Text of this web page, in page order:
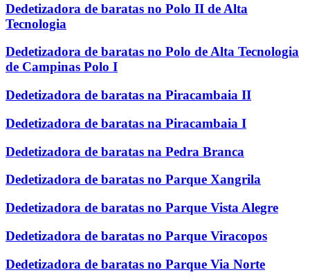
Dedetizadora de baratas no Polo II de Alta
Tecnologia
Dedetizadora de baratas no Polo de Alta Tecnologia
de Campinas Polo I
Dedetizadora de baratas na Piracambaia II
Dedetizadora de baratas na Piracambaia I
Dedetizadora de baratas na Pedra Branca
Dedetizadora de baratas no Parque Xangrila
Dedetizadora de baratas no Parque Vista Alegre
Dedetizadora de baratas no Parque Viracopos
Dedetizadora de baratas no Parque Via Norte